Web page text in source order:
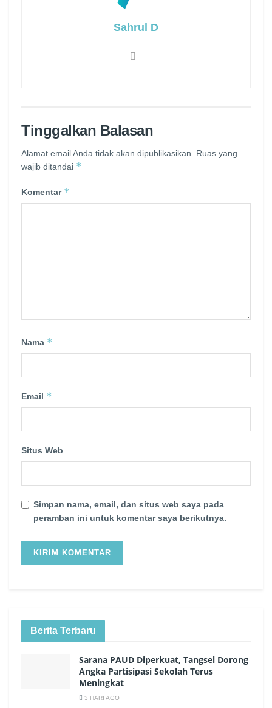
Sahrul D
Tinggalkan Balasan
Alamat email Anda tidak akan dipublikasikan.
Ruas yang
wajib ditandai *
Komentar *
Nama *
Email *
Situs Web
Simpan nama, email, dan situs web saya pada
peramban ini untuk komentar saya berikutnya.
Berita Terbaru
Sarana PAUD Diperkuat, Tangsel Dorong
Angka Partisipasi Sekolah Terus
Meningkat
3 HARI AGO